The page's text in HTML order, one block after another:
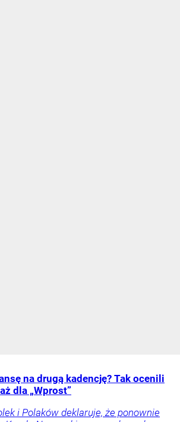
na drugą kadencję? Tak ocenili
dla „Wprost”
i Polaków deklaruje, że ponownie